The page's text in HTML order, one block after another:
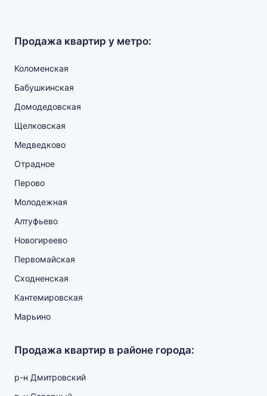
Продажа квартир у метро:
Коломенская
Бабушкинская
Домодедовская
Щелковская
Медведково
Отрадное
Перово
Молодежная
Алтуфьево
Новогиреево
Первомайская
Сходненская
Кантемировская
Марьино
Продажа квартир в районе города:
р-н Дмитровский